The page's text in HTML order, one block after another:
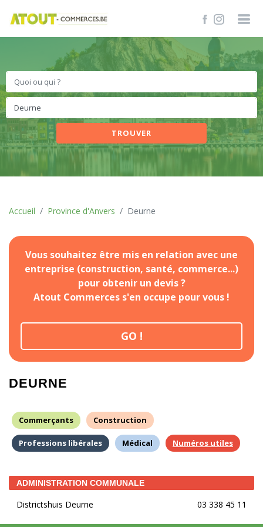
TROUVER
Accueil Province d'Anvers Deurne
Vous souhaitez être mis en relation avec une
entreprise (construction, santé, commerce...)
pour obtenir un devis ?
Atout Commerces s'en occupe pour vous !
GO !
DEURNE
Commerçants Construction
Professions libérales Médical Numéros utiles
ADMINISTRATION COMMUNALE
Districtshuis Deurne 03 338 45 11